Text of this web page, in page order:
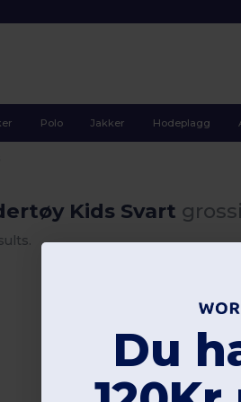
Polo Jakker Hodeplagg
Kids Svart
Du